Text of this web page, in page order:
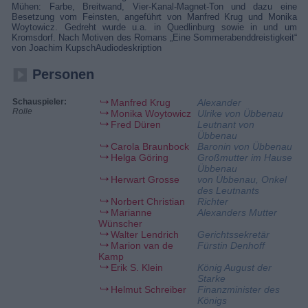
Mühen: Farbe, Breitwand, Vier-Kanal-Magnet-Ton und dazu eine
Besetzung vom Feinsten, angeführt von Manfred Krug und Monika
Woytowicz. Gedreht wurde u.a. in Quedlinburg sowie in und um
Kromsdorf. Nach Motiven des Romans „Eine Sommerabenddreistigkeit“
von Joachim KupschAudiodeskription
Personen
Schauspieler:
Rolle
Manfred Krug
Alexander
Monika Woytowicz
Ulrike von Übbenau
Fred Düren
Leutnant von
Übbenau
Carola Braunbock
Baronin von Übbenau
Helga Göring
Großmutter im Hause
Übbenau
Herwart Grosse
von Übbenau, Onkel
des Leutnants
Norbert Christian
Richter
Marianne
Wünscher
Alexanders Mutter
Walter Lendrich
Gerichtssekretär
Marion van de
Kamp
Fürstin Denhoff
Erik S. Klein
König August der
Starke
Helmut Schreiber
Finanzminister des
Königs